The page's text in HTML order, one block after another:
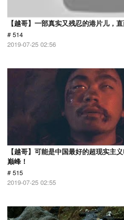
【越哥】一部真实又残忍的港片儿，
# 514
2019-07-25 02:56
【越哥】可能是中国最好的超现实主
巅峰！
# 515
2019-07-25 02:55